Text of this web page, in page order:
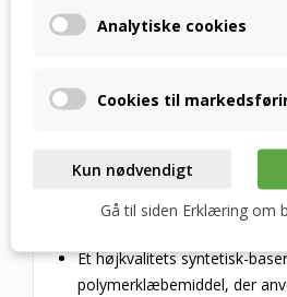
Vekslerfinnerne er lavet afen
HPS er hærdet polystyren
holdbarhed. Det er herfra,
lavet.
Et højkvalitets syntetisk-
polymerklæbemiddel, der
Analytiske cookies
Cookies til
Kun nødvendigt
Gå til siden Erklæring om